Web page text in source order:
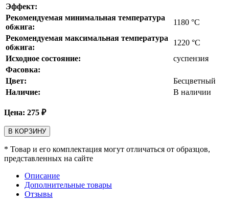
Эффект:
Рекомендуемая минимальная температура
обжига:
1180 °С
Рекомендуемая максимальная температура
обжига:
1220 °С
Исходное состояние:
суспензия
Фасовка:
Цвет:
Бесцветный
Наличие:
В наличии
Цена: 275 ₽
В КОРЗИНУ
* Товар и его комплектация могут отличаться от образцов,
представленных на сайте
Описание
Дополнительные товары
Отзывы